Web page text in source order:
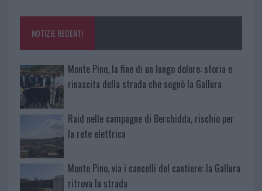
o
k
p
NOTIZIE RECENTI
Monte Pino, la fine di un lungo dolore: storia e
rinascita della strada che segnò la Gallura
Raid nelle campagne di Berchidda, rischio per
la rete elettrica
Monte Pino, via i cancelli del cantiere: la Gallura
ritrova la strada